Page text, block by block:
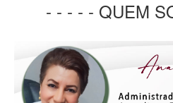
- - - - - QUEM